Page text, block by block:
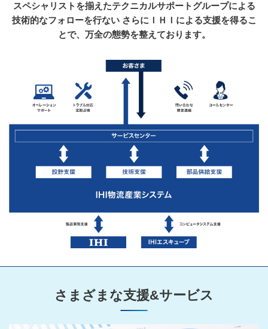
スペシャリストを揃えたテクニカルサポートグループによる
技術的なフォローを行ないさらにＩＨＩによる支援を得るこ
とで、万全の態勢を整えております。
さまざまな支援&サービス